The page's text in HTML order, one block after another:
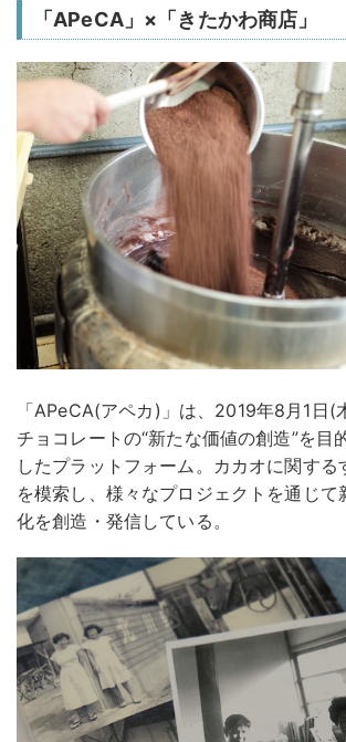
「APeCA」×「きたかわ商店」
「APeCA(アペカ)」は、2019年8月1日(
チョコレートの“新たな価値の創造”を目
したプラットフォーム。カカオに関する
を模索し、様々なプロジェクトを通じて
化を創造・発信している。